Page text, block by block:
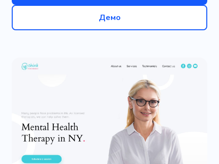
Демо